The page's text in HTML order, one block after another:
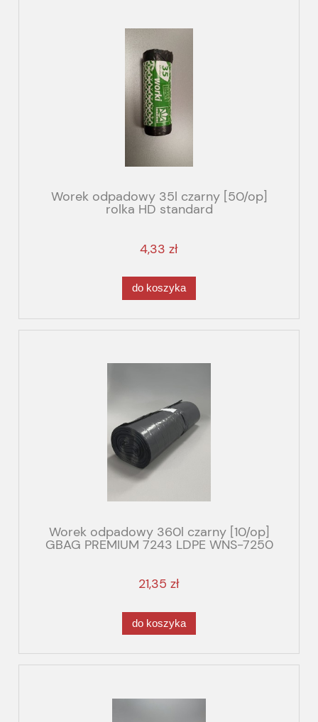
Worek odpadowy 35l czarny [50/op]
rolka HD standard
4,33 zł
do koszyka
Worek odpadowy 360l czarny [10/op]
GBAG PREMIUM 7243 LDPE WNS-7250
21,35 zł
do koszyka